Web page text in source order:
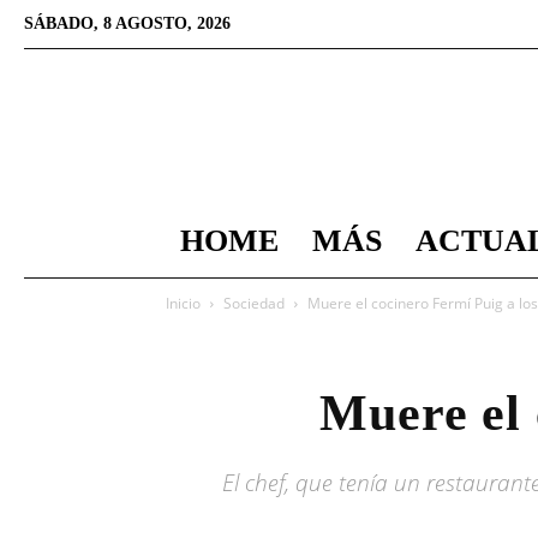
SÁBADO, 8 AGOSTO, 2026
HOME MÁS
Inicio Sociedad Muere el cocinero Fermí Puig a
Muere el
El chef, que tenía un